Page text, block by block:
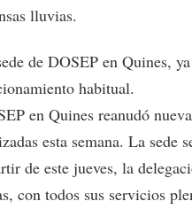
lluvias.
de DOSEP en Quines,
habitual.
en Quines reanudó
esta semana. La sede
de este jueves, la
con todos sus servicios